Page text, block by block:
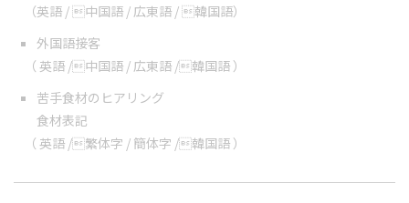
（英語 /中国語 / 広東語 /韓国語）
外国語接客
（ 英語 /中国語 / 広東語 /韓国語 ）
苦手食材のヒアリング
食材表記
（ 英語 /繁体字 / 簡体字 /韓国語 ）